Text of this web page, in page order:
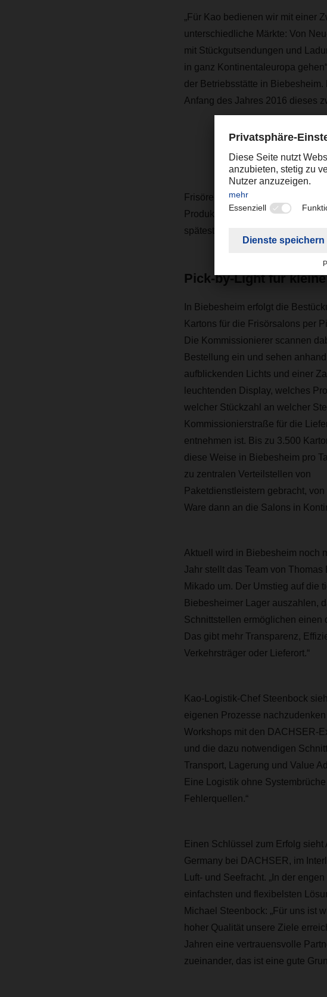
„Für Kao bedienen wir mit einer
unterschiedliche Märkte: Von
mit Stückgutsendungen und
in ganz Kontinentaleuropa
der Betriebsstätte in
Anfang des Jahres 2016 dieses
„Was wir
Frisöre, die in ihren Salons in
Produkte tagesaktuell in kleinen
spätestens 48 Stunden am
Pick-by-Light für kleine
In Biebesheim erfolgt die
Kartons für die Frisörsalons per
Die Kommissionierer scannen
Bestellung ein und sehen
aufblickenden Lichts und einer
leuchtenden Display, welches
welcher Stückzahl an welcher
Kommissionierstraße für die
entnehmen ist. Bis zu 3.500
diese Weise in Biebesheim pro
zu zentralen Verteilstellen von
Paketdienstleistern gebracht,
Ware dann an die Salons in
Aktuell wird in Biebesheim noch
Jahr stellt das Team von
Mikado um. Der Umstieg auf die
Biebesheimer Lager auszahlen,
Schnittstellen ermöglichen einen
Das gibt mehr Transparenz,
Verkehrsträger oder Lieferort.“
Kao-Logistik-Chef Steenbock
eigenen Prozesse
Workshops mit den DACHSER-
und die dazu notwendigen
Transport, Lagerung und Value
Eine Logistik ohne
Fehlerquellen.“
Einen Schlüssel zum Erfolg
Germany bei DACHSER, im
Luft- und Seefracht. „In der
einfachsten und flexibelsten
Michael Steenbock: „Für uns ist
hoher Qualität unsere Ziele
Jahren eine vertrauensvolle
zueinander, das ist eine gute